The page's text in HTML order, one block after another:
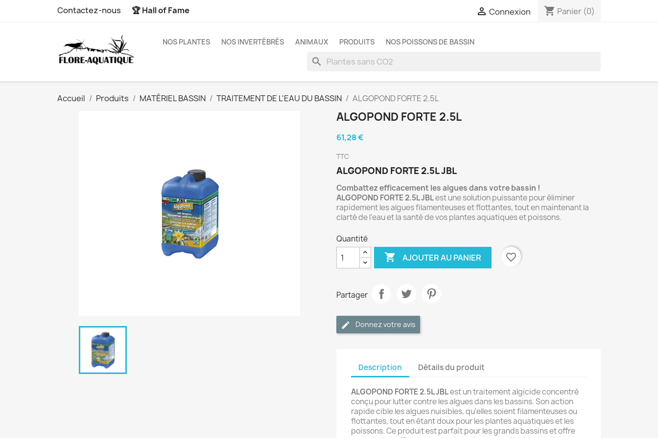
Contactez-nous 🏆 Hall of Fame  Connexion shopping_cart Panier (0)
NOS PLANTES NOS INVERTÉBRÉS ANIMAUX PRODUITS NOS POISSONS DE BASSIN
search
Accueil Produits MATÉRIEL BASSIN TRAITEMENT DE L'EAU DU BASSIN ALGOPOND FORTE 2.5L
ALGOPOND FORTE 2.5L
61,28 €
TTC
ALGOPOND FORTE 2.5L JBL
Combattez efficacement les algues dans votre bassin !
ALGOPOND FORTE 2.5L JBLest une solution puissante pour éliminer
rapidement les algues filamenteuses et flottantes, tout en maintenant la
clarté de l'eau et la santé de vos plantes aquatiques et poissons.
Quantité
 AJOUTER AU PANIER favorite_border
Partager
Donnez votre avis
Description Détails du produit
ALGOPOND FORTE 2.5L JBLest un traitement algicide concentré
conçu pour lutter contre les algues dans les bassins. Son action
rapide cible les algues nuisibles, qu'elles soient filamenteuses ou
flottantes, tout en étant doux pour les plantes aquatiques et les
poissons. Ce produit est parfait pour les grands bassins et offre